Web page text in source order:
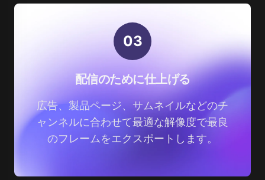
03
配信のために仕上げる
広告、製品ページ、サムネイルなどのチ
ャンネルに合わせて最適な解像度で最良
のフレームをエクスポートします。